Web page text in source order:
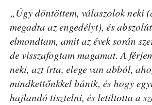
„Úgy döntöttem, válaszolok neki
megadta az engedélyt), és
elmondtam, amit az évek során
de visszafogtam magamat. A
neki, azt írta, elege van abból,
mindkettőnkkel bánik, és hogy
hajlandó tisztelni, és letiltotta a